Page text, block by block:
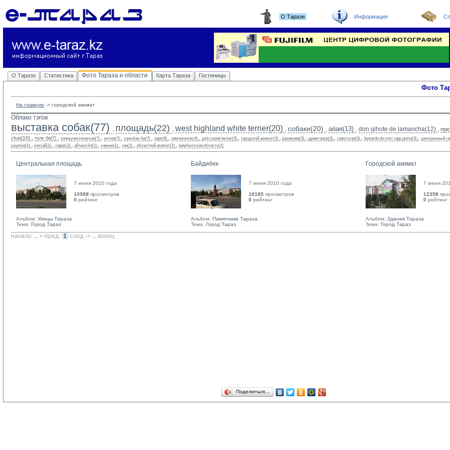
О Таразе Информация
О Таразе Статистика Фото Тараза и области Карта Тараза Гостиницы
Фото
На главную -> городской акимат
Облако тэгов
выставка собак(77) , площадь(22) , west highland white terrier(20) , собаки(20) , абая(13) , don qihote de lamancha(12) ,
chat(10) , толе би(7) , коммунистическая(7) , аллея(7) , казыбек би(7) , парк(6) , химпоселок(4) , jack russel terrier(3) , городской акимат(3) , рахимова(3) , драмтеатр(3) , советская(3) , leonardo da vinci rags puma(3) , центральный
ущелье(1) , коксай(1) , тараз(1) , айтеке би(1) , каньон(1) , гаи(1) , областной акимат(1) , жамбылская область(1)
Центральная площадь
7 июня 2010 года
10988 просмотров
0 рейтинг
Альбом: Улицы Тараза
Тема: Город Тараз
Байдибек
7 июня 2010 года
10185 просмотров
0 рейтинг
Альбом: Памятники Тараза
Тема: Город Тараз
Городской акимат
7 июня
12358
0 рейтинг
Альбом: Здания Тараза
Тема: Город Тараз
начало ... <-пред. 1 след.-> ... конец
Поделиться…